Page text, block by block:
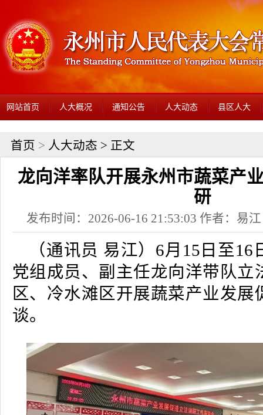
网站首页 人大概况 通知公告 人大动态 县区人大
首页 > 人大动态 > 正文
龙向洋率队开展永州市蔬菜产
研
发布时间：2026-06-16 21:53:03 作者：易
（通讯员 易江）6月15日至
党组成员、副主任龙向洋带队立
区、冷水滩区开展蔬菜产业发展
谈。